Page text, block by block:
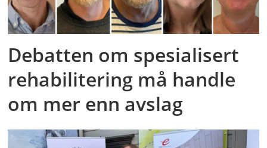
Debatten om spesialisert
rehabilitering må handle
om mer enn avslag